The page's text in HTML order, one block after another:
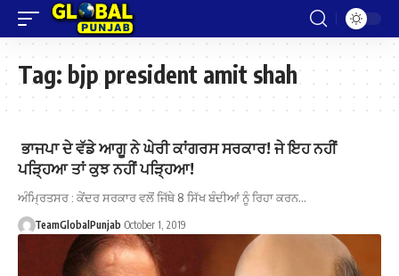
Tag: bjp president amit shah
ਭਾਜਪਾ ਦੇ ਵੱਡੇ ਆਗੂ ਨੇ ਘੇਰੀ ਕਾਂਗਰਸ ਸਰਕਾਰ! ਜੇ ਇਹ ਨਹੀਂ
ਪੜ੍ਹਿਆ ਤਾਂ ਕੁਝ ਨਹੀਂ ਪੜ੍ਹਿਆ!
ਅੰਮ੍ਰਿਤਸਰ : ਕੇਂਦਰ ਸਰਕਾਰ ਵਲੋਂ ਜਿੱਥੇ 8 ਸਿੱਖ ਬੰਦੀਆਂ ਨੂੰ ਰਿਹਾ ਕਰਨ…
TeamGlobalPunjab October 1, 2019